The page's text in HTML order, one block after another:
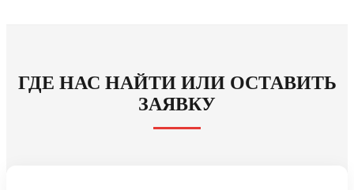
ГДЕ НАС НАЙТИ ИЛИ ОСТАВИТЬ
ЗАЯВКУ